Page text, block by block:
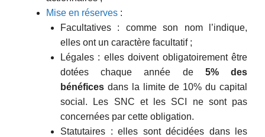
Mise en réserves :
Facultatives : comme son nom l’indique,
elles ont un caractère facultatif ;
Légales : elles doivent obligatoirement être
dotées chaque année de 5% des
bénéfices dans la limite de 10% du capital
social. Les SNC et les SCI ne sont pas
concernées par cette obligation.
Statutaires : elles sont décidées dans les